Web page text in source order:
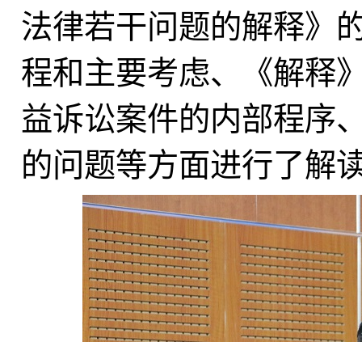
法律若干问题的解释》
程和主要考虑、《解释
益诉讼案件的内部程序
的问题等方面进行了解